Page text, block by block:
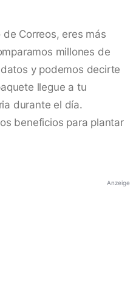
Correos, eres más
millones de
y podemos decirte
llegue a tu
durante el día.
beneficios para plantar
Anzeige